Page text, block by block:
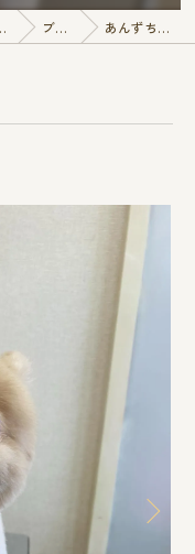
ミング E-QunQun ブログ あんずちゃん💓